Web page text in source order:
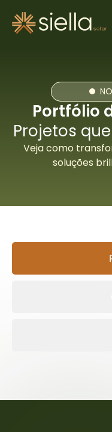
Portfólio
Projetos
Veja como
soluções